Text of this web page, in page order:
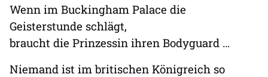
Wenn im Buckingham Palace die
Geisterstunde schlägt,
braucht die Prinzessin ihren Bodyguard …
Niemand ist im britischen Königreich so